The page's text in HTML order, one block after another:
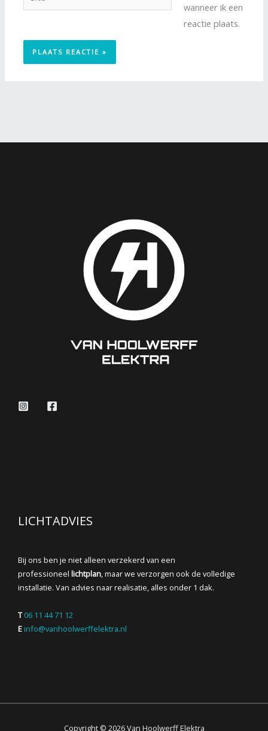
wanneer ik een
reactie plaats.
LICHTADVIES
Bij ons ben je niet alleen verzekerd van een
professioneel lichtplan , maar we verzorgen ook de volledige
installatie. Van advies naar realisatie, alles onder 1 dak.
T 06 11 44 71 12
E info@vanhoolwerffelektra.nl
Copyright © 2026 Van Hoolwerff Elektra